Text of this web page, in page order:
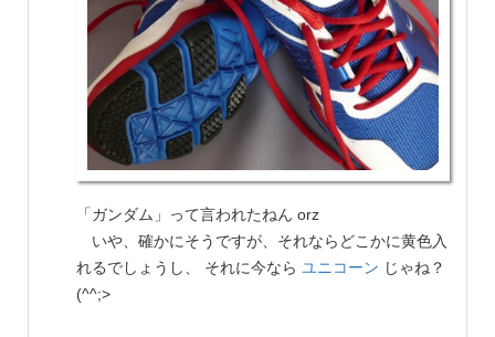
「ガンダム」って言われたねん orz
いや、確かにそうですが、それならどこかに黄色入
れるでしょうし、 それに今なら ユニコーン じゃね？
(^^;>